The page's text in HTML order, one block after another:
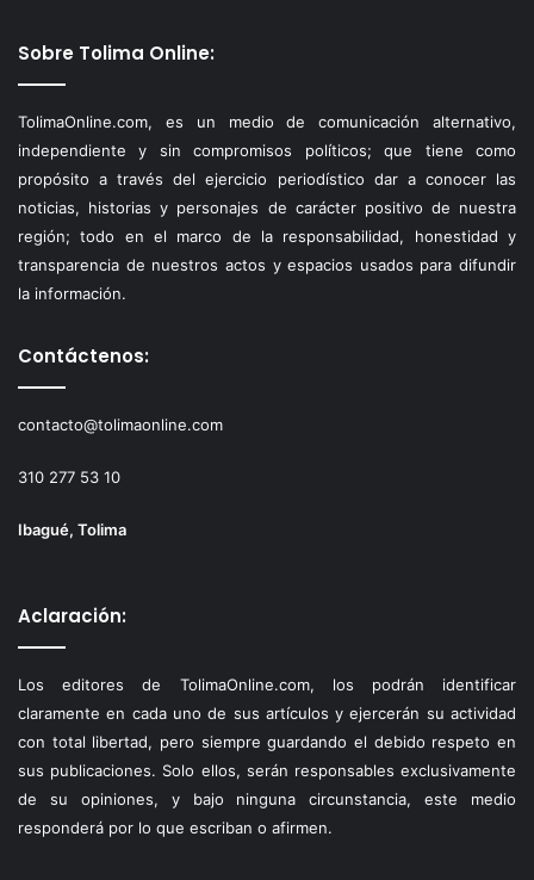
Sobre Tolima Online:
TolimaOnline.com, es un medio de comunicación alternativo,
independiente y sin compromisos políticos; que tiene como
propósito a través del ejercicio periodístico dar a conocer las
noticias, historias y personajes de carácter positivo de nuestra
región; todo en el marco de la responsabilidad, honestidad y
transparencia de nuestros actos y espacios usados para difundir
la información.
Contáctenos:
contacto@tolimaonline.com
310 277 53 10
Ibagué, Tolima
Aclaración:
Los editores de TolimaOnline.com, los podrán identificar
claramente en cada uno de sus artículos y ejercerán su actividad
con total libertad, pero siempre guardando el debido respeto en
sus publicaciones. Solo ellos, serán responsables exclusivamente
de su opiniones, y bajo ninguna circunstancia, este medio
responderá por lo que escriban o afirmen.